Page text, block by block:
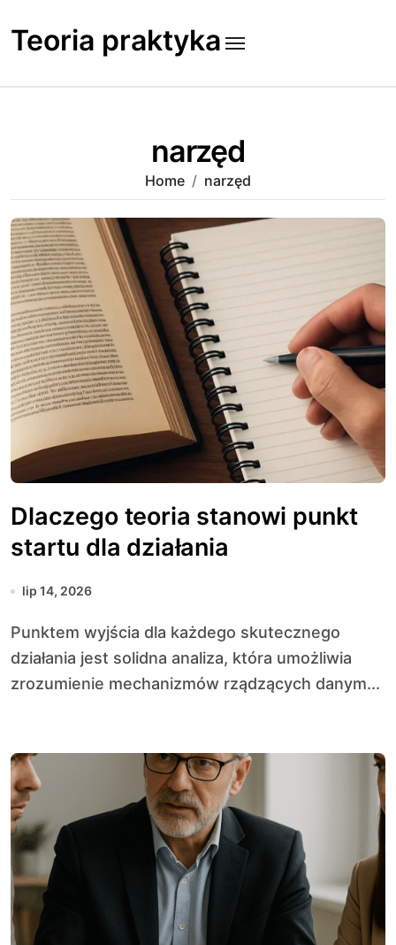
to
content
Teoria praktyka
narzęd
Home narzęd
Dlaczego teoria stanowi punkt
startu dla działania
lip 14, 2026
Punktem wyjścia dla każdego skutecznego
działania jest solidna analiza, która umożliwia
zrozumienie mechanizmów rządzących danym...